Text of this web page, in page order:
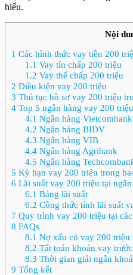
hiểu.
Nội
1 Các hình thức vay tiền 200
1.1 Vay tín chấp 200 triệu
1.2 Vay thế chấp 200 triệu
2 Điều kiện vay 200 triệu
3 Thủ tục hồ sơ vay 200 triệu
4 Top 5 ngân hàng vay 200
4.1 Ngân hàng Vietcombank
4.2 Ngân hàng BIDV
4.3 Ngân hàng VIB
4.4Ngân hàng Agribank
4.5 Ngân hàng
5 Kỳ hạn vay 200 triệu trong
6 Lãi suất vay 200 triệu tại ngân
6.1 Bảng lãi suất
6.2 Công thức tính lãi suất
7 Quy trình vay 200 triệu tại
8 FAQs
8.1 Nợ xấu có vay 200 triệu
8.2 Tất toán khoản vay
8.3 Thời gian giải ngân
9 Tổng kết